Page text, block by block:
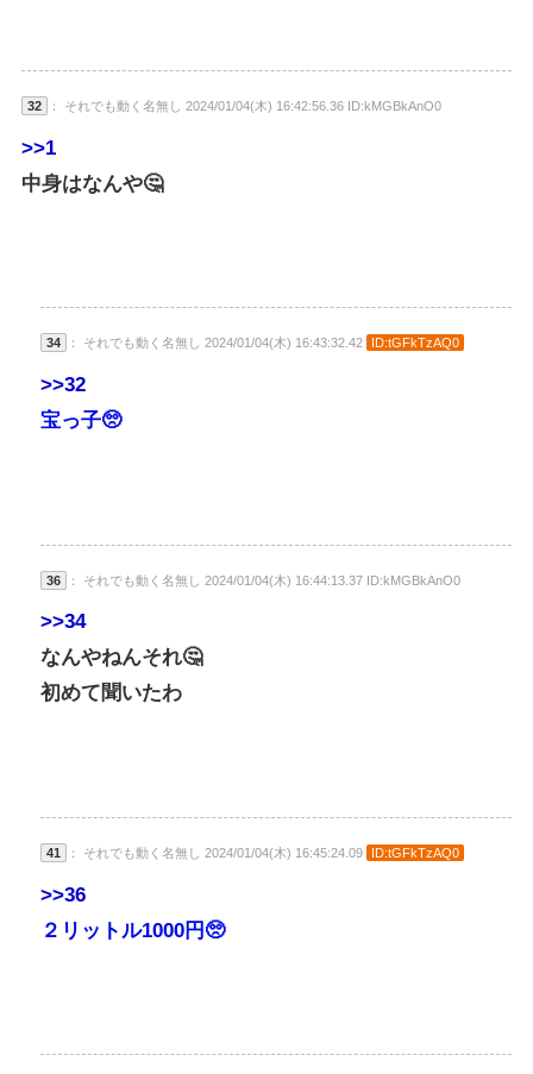
32 ： それでも動く名無し 2024/01/04(木) 16:42:56.36 ID:kMGBkAnO0
>>1
中身はなんや🤔
34 ： それでも動く名無し 2024/01/04(木) 16:43:32.42 ID:tGFkTzAQ0
>>32
宝っ子🥺
36 ： それでも動く名無し 2024/01/04(木) 16:44:13.37 ID:kMGBkAnO0
>>34
なんやねんそれ🤔
初めて聞いたわ
41 ： それでも動く名無し 2024/01/04(木) 16:45:24.09 ID:tGFkTzAQ0
>>36
２リットル1000円🥺